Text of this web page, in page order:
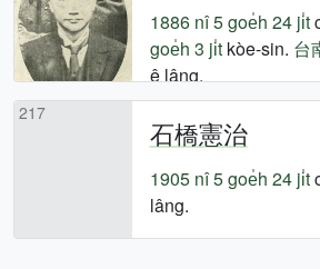
1886 nî5 goe̍h 24 ji̍t
goe̍h 3 ji̍tkòe-sin. 台
ê lâng.
217
石橋憲治
1905 nî5 goe̍h 24 ji̍t
lâng.